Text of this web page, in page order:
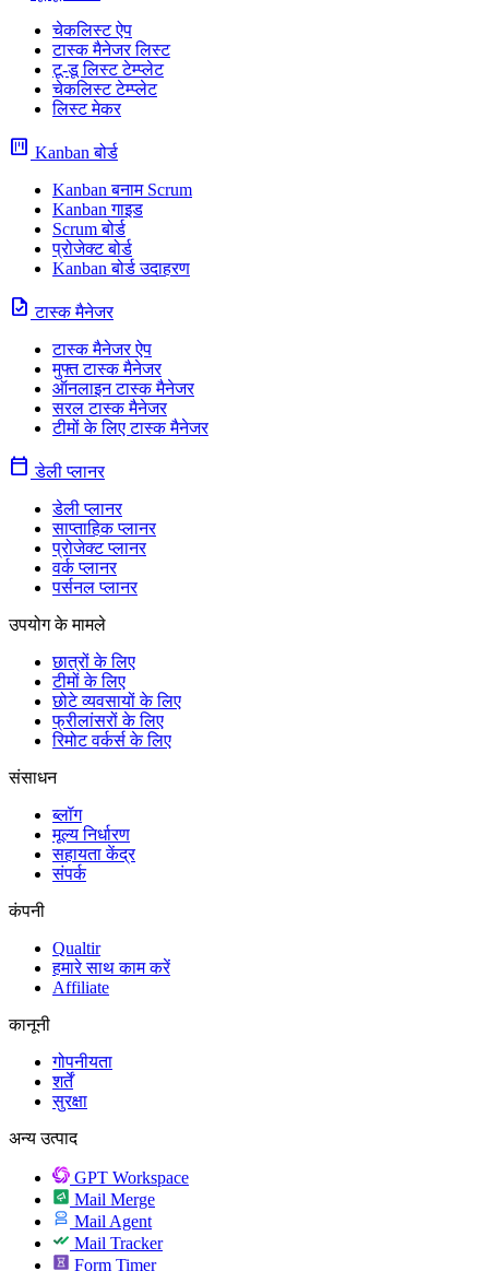
चेकलिस्ट ऐप
टास्क मैनेजर लिस्ट
टू-डू लिस्ट टेम्प्लेट
चेकलिस्ट टेम्प्लेट
लिस्ट मेकर
view_kanban Kanban बोर्ड
Kanban बनाम Scrum
Kanban गाइड
Scrum बोर्ड
प्रोजेक्ट बोर्ड
Kanban बोर्ड उदाहरण
task टास्क मैनेजर
टास्क मैनेजर ऐप
मुफ्त टास्क मैनेजर
ऑनलाइन टास्क मैनेजर
सरल टास्क मैनेजर
टीमों के लिए टास्क मैनेजर
calendar_today डेली प्लानर
डेली प्लानर
साप्ताहिक प्लानर
प्रोजेक्ट प्लानर
वर्क प्लानर
पर्सनल प्लानर
उपयोग के मामले
छात्रों के लिए
टीमों के लिए
छोटे व्यवसायों के लिए
फ्रीलांसरों के लिए
रिमोट वर्कर्स के लिए
संसाधन
ब्लॉग
मूल्य निर्धारण
सहायता केंद्र
संपर्क
कंपनी
Qualtir
हमारे साथ काम करें
Affiliate
कानूनी
गोपनीयता
शर्तें
सुरक्षा
अन्य उत्पाद
GPT Workspace
Mail Merge
Mail Agent
Mail Tracker
Form Timer